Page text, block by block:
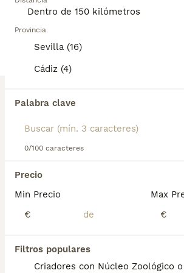
Provincia
Sevilla (16)
Cádiz (4)
Palabra clave
0/100 caracteres
Precio
Min Precio
€
Max
€
Filtros populares
Criadores con Núcleo Zoológico
personalidad y siempre está listo para
Lee nuestra
para obtener información sobre
BOOST
CACHORROS DE YORKSHIRE
7 semanas 2 1
Sexo
850 €